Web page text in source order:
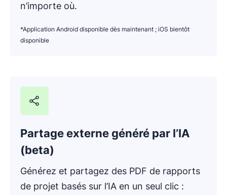
n’importe où.
*Application Android disponible dès maintenant ; iOS bientôt
disponible
Partage externe généré par l’IA
(beta)
Générez et partagez des PDF de rapports
de projet basés sur l’IA en un seul clic :